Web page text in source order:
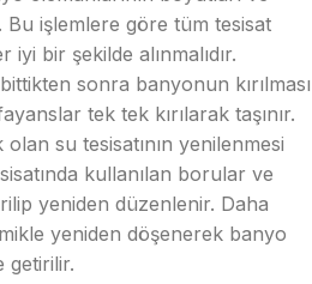
Bu işlemlere göre tüm tesisat
bir şekilde alınmalıdır.
sonra banyonun kırılması
tek tek kırılarak taşınır.
su tesisatının yenilenmesi
kullanılan borular ve
yeniden düzenlenir. Daha
yeniden döşenerek banyo
getirilir.